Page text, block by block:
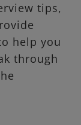
tips,
help you
through